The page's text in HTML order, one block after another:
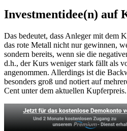
Investmentidee(n) auf
Das bedeutet, dass Anleger mit dem
das rote Metall nicht nur gewinnen,
sondern bereits, wenn sie die
d.h., der Kurs weniger stark fällt als
angenommen. Allerdings ist die
besonders groß und notiert auf
Cent unter dem aktuellen Kupferpreis.